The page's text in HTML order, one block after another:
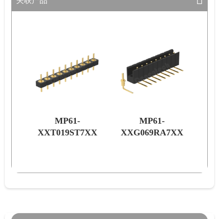
MP61-
XXG069RA7XX
MP61-
XXT030SM7XX